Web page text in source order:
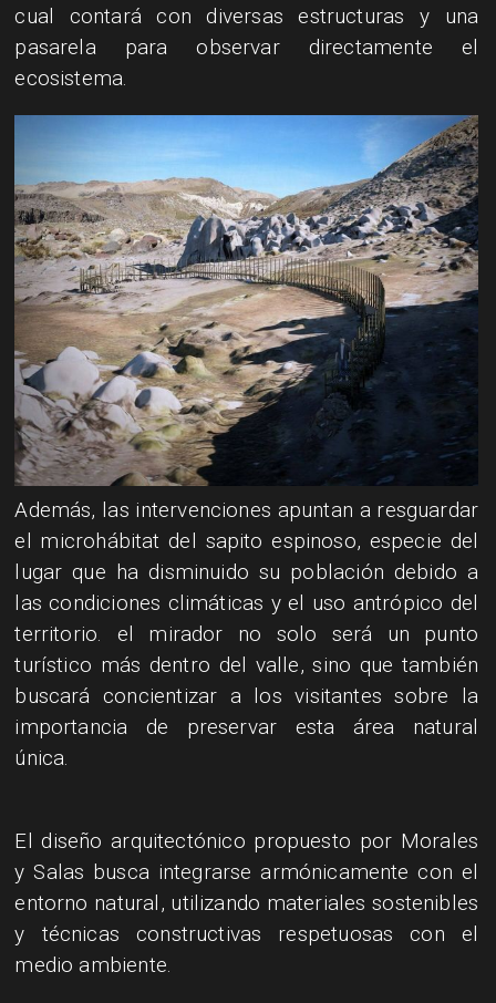
cual contará con diversas estructuras y una
pasarela para observar directamente el
ecosistema.
Además, las intervenciones apuntan a resguardar
el microhábitat del sapito espinoso, especie del
lugar que ha disminuido su población debido a
las condiciones climáticas y el uso antrópico del
territorio. el mirador no solo será un punto
turístico más dentro del valle, sino que también
buscará concientizar a los visitantes sobre la
importancia de preservar esta área natural
única.
El diseño arquitectónico propuesto por Morales
y Salas busca integrarse armónicamente con el
entorno natural, utilizando materiales sostenibles
y técnicas constructivas respetuosas con el
medio ambiente.